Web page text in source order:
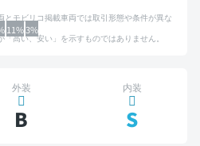
11%3%
モビリコ掲載車両では取引形態や条件が異な
高い、安い」を示すものではありません。
外装
B
内装
S